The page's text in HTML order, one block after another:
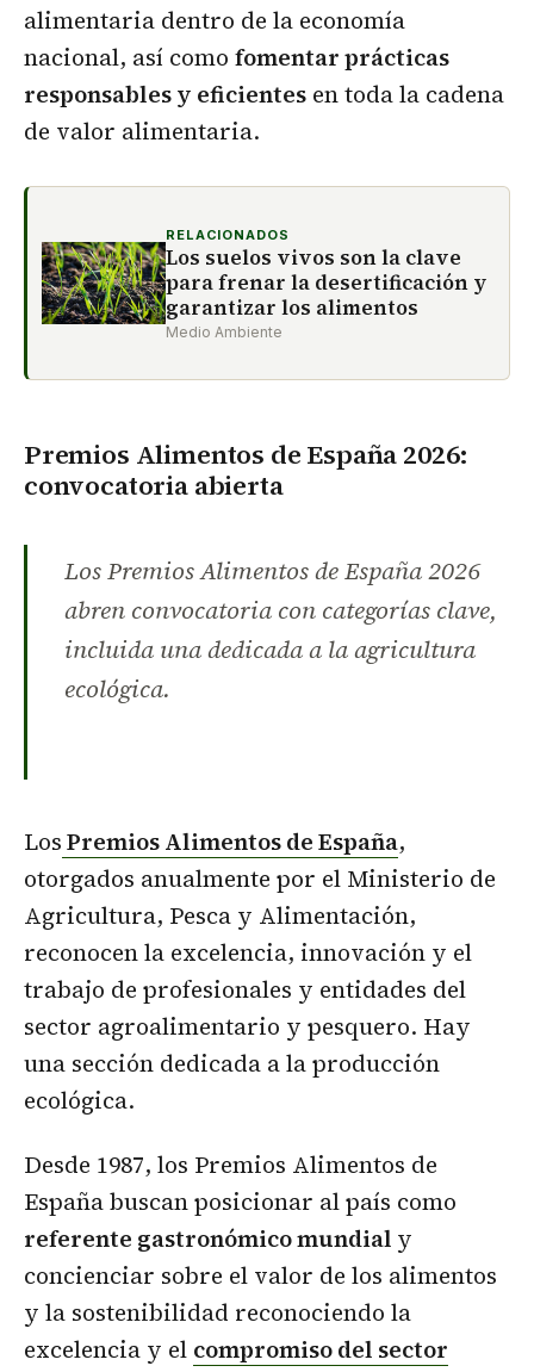
alimentaria dentro de la economía
nacional, así como fomentar prácticas
responsables y eficientes en toda la cadena
de valor alimentaria.
RELACIONADOS
Los suelos vivos son la clave
para frenar la desertificación y
garantizar los alimentos
Medio Ambiente
Premios Alimentos de España 2026:
convocatoria abierta
Los Premios Alimentos de España 2026
abren convocatoria con categorías clave,
incluida una dedicada a la agricultura
ecológica.
LosPremios Alimentos de España,
otorgados anualmente por el Ministerio de
Agricultura, Pesca y Alimentación,
reconocen la excelencia, innovación y el
trabajo de profesionales y entidades del
sector agroalimentario y pesquero. Hay
una sección dedicada a la producción
ecológica.
Desde 1987, los Premios Alimentos de
España buscan posicionar al país como
referente gastronómico mundial y
concienciar sobre el valor de los alimentos
y la sostenibilidad reconociendo la
excelencia y el compromiso del sector